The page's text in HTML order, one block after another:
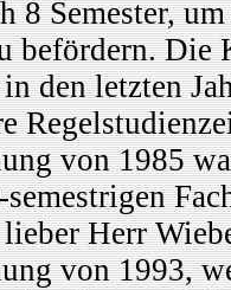
8 Semester,
befördern.
den letzten
von 1985
Herr
von 1993,